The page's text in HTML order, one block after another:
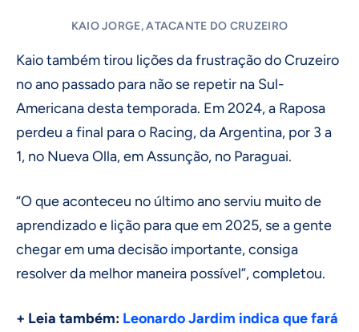
KAIO JORGE, ATACANTE DO CRUZEIRO
Kaio também tirou lições da frustração do Cruzeiro
no ano passado para não se repetir na Sul-
Americana desta temporada. Em 2024, a Raposa
perdeu a final para o Racing, da Argentina, por 3 a
1, no Nueva Olla, em Assunção, no Paraguai.
“O que aconteceu no último ano serviu muito de
aprendizado e lição para que em 2025, se a gente
chegar em uma decisão importante, consiga
resolver da melhor maneira possível”, completou.
+ Leia também: Leonardo Jardim indica que fará